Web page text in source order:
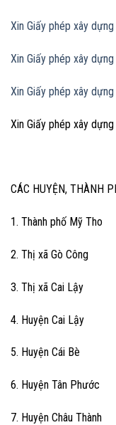
Xin Giấy phép xây
Xin Giấy phép xây
Xin Giấy phép xây
Xin Giấy phép xây
CÁC HUYỆN, THÀNH
1. Thành phố Mỹ Tho
2. Thị xã Gò Công
3. Thị xã Cai Lậy
4. Huyện Cai Lậy
5. Huyện Cái Bè
6. Huyện Tân Phước
7. Huyện Châu Thành